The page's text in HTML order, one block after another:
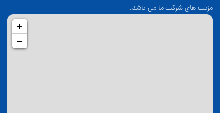
مزیت های شرکت ما می باشد.
+
−